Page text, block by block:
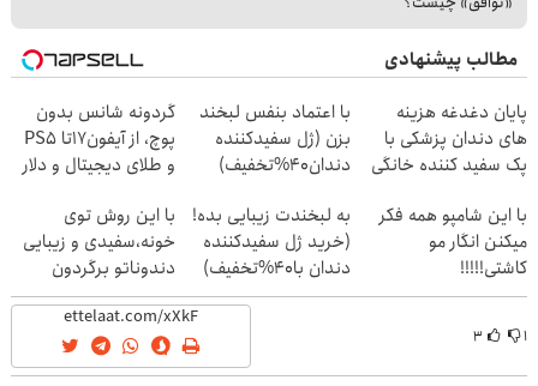
مطالب پیشنهادی
پایان دغدغه هزینه
های دندان پزشکی با
پک سفید کننده خانگی
با اعتماد بنفس لبخند
بزن (ژل سفیدکننده
دندان40%تخفیف)
گردونه شانس بدون
پوچ، از آیفون17تا PS5
و طلای دیجیتال و دلار
با این شامپو همه فکر
میکنن انگار مو
کاشتی!!!!!
به لبخندت زیبایی بده!
(خرید ژل سفیدکننده
دندان با40%تخفیف)
با این روش توی
خونه،سفیدی و زیبایی
دندوناتو برگردون
(40%off)
۱ ۳